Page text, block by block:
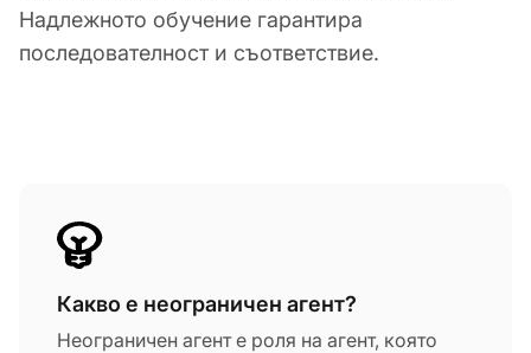
Надлежното обучение гарантира
последователност и съответствие.
Какво е неограничен агент?
Неограничен агент е роля на агент, която